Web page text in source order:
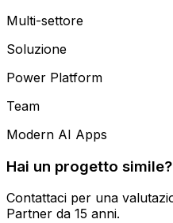
Multi-settore
Soluzione
Power Platform
Team
Modern AI Apps
Hai un progetto simile?
Contattaci per una
Partner da 15 anni.